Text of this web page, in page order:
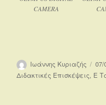
CAMERA
Συντάκτης
Ιωάννης Κυριαζής
την
07/
Διδακτικές Επισκέψεις, Ε